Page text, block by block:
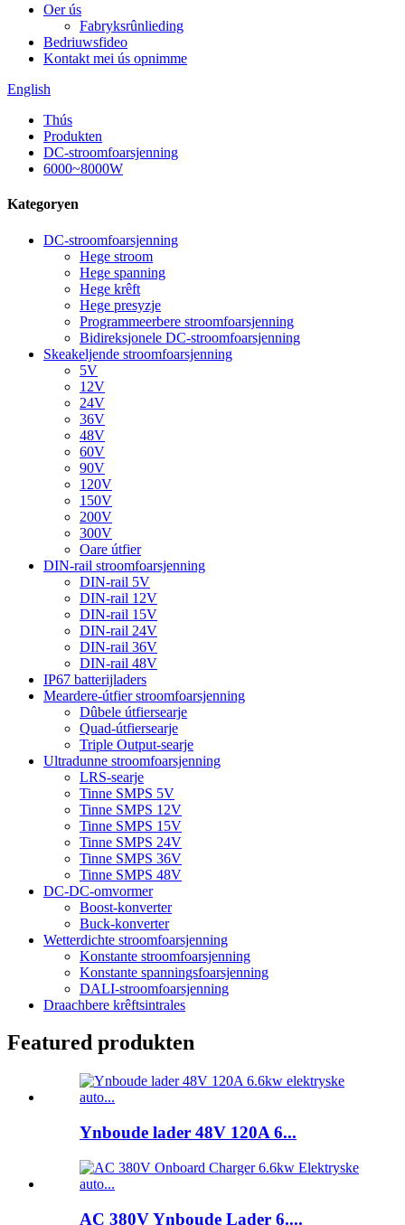
Oer ús
Fabryksrûnlieding
Bedriuwsfideo
Kontakt mei ús opnimme
English
Thús
Produkten
DC-stroomfoarsjenning
6000~8000W
Kategoryen
DC-stroomfoarsjenning
Hege stroom
Hege spanning
Hege krêft
Hege presyzje
Programmeerbere stroomfoarsjenning
Bidireksjonele DC-stroomfoarsjenning
Skeakeljende stroomfoarsjenning
5V
12V
24V
36V
48V
60V
90V
120V
150V
200V
300V
Oare útfier
DIN-rail stroomfoarsjenning
DIN-rail 5V
DIN-rail 12V
DIN-rail 15V
DIN-rail 24V
DIN-rail 36V
DIN-rail 48V
IP67 batterijladers
Meardere-útfier stroomfoarsjenning
Dûbele útfiersearje
Quad-útfiersearje
Triple Output-searje
Ultradunne stroomfoarsjenning
LRS-searje
Tinne SMPS 5V
Tinne SMPS 12V
Tinne SMPS 15V
Tinne SMPS 24V
Tinne SMPS 36V
Tinne SMPS 48V
DC-DC-omvormer
Boost-konverter
Buck-konverter
Wetterdichte stroomfoarsjenning
Konstante stroomfoarsjenning
Konstante spanningsfoarsjenning
DALI-stroomfoarsjenning
Draachbere krêftsintrales
Featured produkten
Ynboude lader 48V 120A 6...
AC 380V Ynboude Lader 6....